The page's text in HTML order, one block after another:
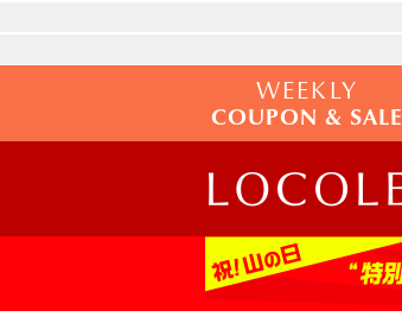
WEEKLY
COUPON & SALE